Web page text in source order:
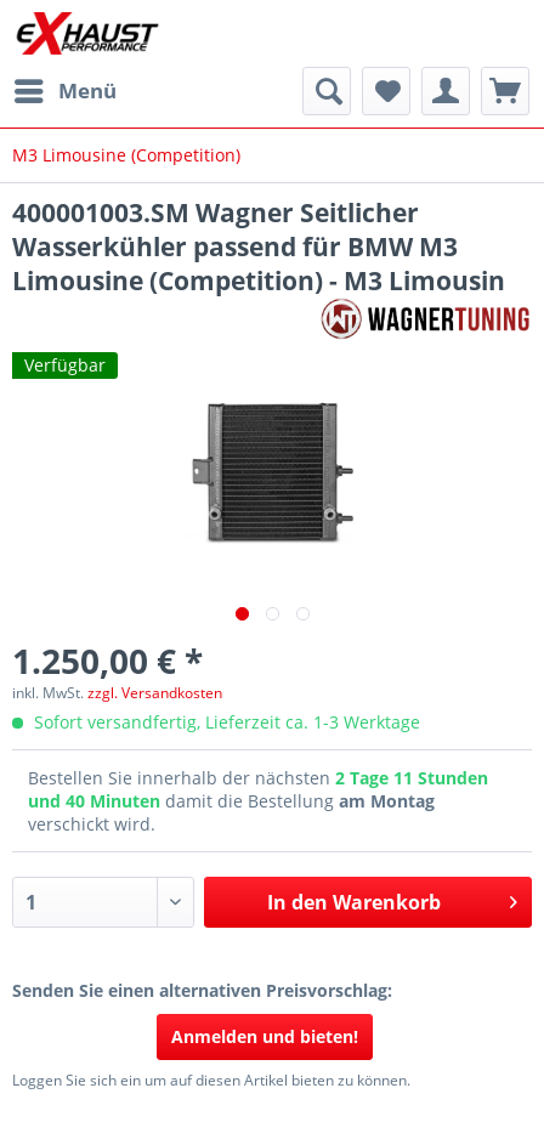
Menü
M3 Limousine (Competition)
400001003.SM Wagner Seitlicher
Wasserkühler passend für BMW M3
Limousine (Competition) - M3 Limousin
Verfügbar
1.250,00 € *
inkl. MwSt.zzgl. Versandkosten
Sofort versandfertig, Lieferzeit ca. 1-3 Werktage
Bestellen Sie innerhalb der nächsten 2 Tage 11 Stunden
und 40 Minuten damit die Bestellung am Montag
verschickt wird.
In den Warenkorb
Senden Sie einen alternativen Preisvorschlag:
Anmelden und bieten!
Loggen Sie sich ein um auf diesen Artikel bieten zu können.